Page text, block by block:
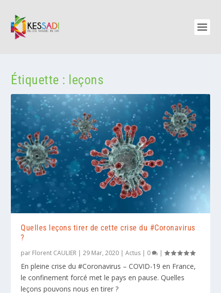
Étiquette : leçons
Quelles leçons tirer de cette crise du #Coronavirus
?
par Florent CAULIER |29 Mar, 2020 |Actus | 0 |
En pleine crise du #Coronavirus – COVID-19 en France,
le confinement forcé met le pays en pause. Quelles
leçons pouvons nous en tirer ?